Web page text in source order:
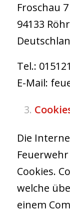
Froschau 7
94133
Tel.:
E-Mail:
Die
Cookies.
welche
einem